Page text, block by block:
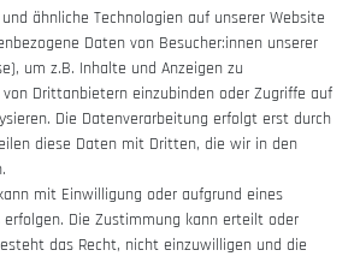
AGB
Impressum
Vertrag widerrufen
ähnliche Technologien auf unserer Website
Daten von Besucher:innen unserer
um z.B. Inhalte und Anzeigen zu
Drittanbietern einzubinden oder Zugriffe auf
Die Datenverarbeitung erfolgt erst durch
diese Daten mit Dritten, die wir in den
mit Einwilligung oder aufgrund eines
Die Zustimmung kann erteilt oder
das Recht, nicht einzuwilligen und die